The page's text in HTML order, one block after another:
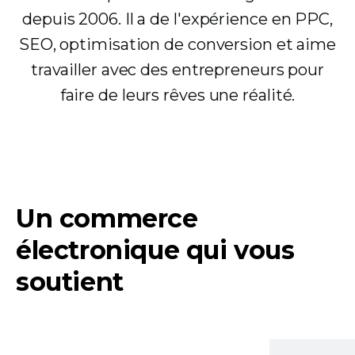
depuis 2006. Il a de l'expérience en PPC,
SEO, optimisation de conversion et aime
travailler avec des entrepreneurs pour
faire de leurs rêves une réalité.
Un commerce
électronique qui vous
soutient